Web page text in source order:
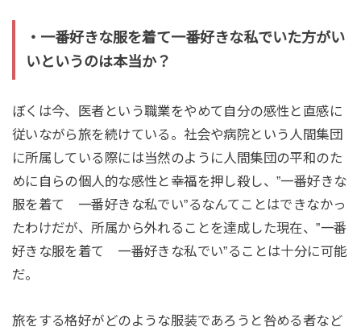
・一番好きな服を着て一番好きな私でいた方がい
いというのは本当か？
ぼくは今、医者という職業をやめて自分の感性と直感に
従いながら旅を続けている。社会や病院という人間集団
に所属している際には当然のように人間集団の平和のた
めに自らの個人的な感性と幸福を押し殺し、”一番好きな
服を着て 一番好きな私でい”るなんてことはできなかっ
たわけだが、所属から外れることを達成した現在、”一番
好きな服を着て 一番好きな私でい”ることは十分に可能
だ。
旅をする格好がどのような服装であろうと咎める者など